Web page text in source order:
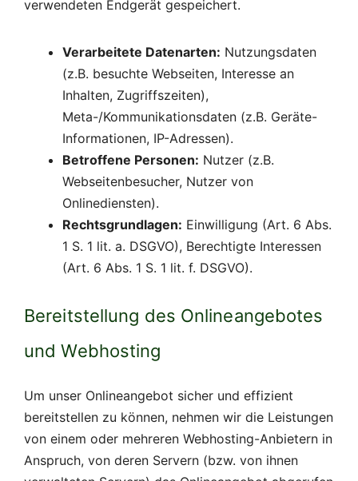
verwendeten Endgerät gespeichert.
Verarbeitete Datenarten: Nutzungsdaten
(z.B. besuchte Webseiten, Interesse an
Inhalten, Zugriffszeiten),
Meta-/Kommunikationsdaten (z.B. Geräte-
Informationen, IP-Adressen).
Betroffene Personen: Nutzer (z.B.
Webseitenbesucher, Nutzer von
Onlinediensten).
Rechtsgrundlagen: Einwilligung (Art. 6 Abs.
1 S. 1 lit. a. DSGVO), Berechtigte Interessen
(Art. 6 Abs. 1 S. 1 lit. f. DSGVO).
Bereitstellung des Onlineangebotes
und Webhosting
Um unser Onlineangebot sicher und effizient
bereitstellen zu können, nehmen wir die Leistungen
von einem oder mehreren Webhosting-Anbietern in
Anspruch, von deren Servern (bzw. von ihnen